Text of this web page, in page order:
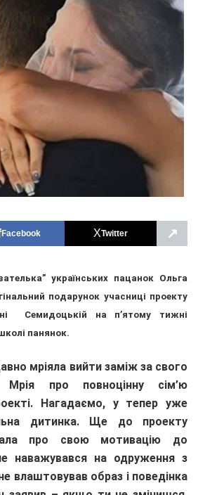
Facebook Twitter ↗
українських пацанок Ольга
подарунок учасниці проекту
Семидоцькій на п’ятому тижні
панянок.
мріяла вийти заміж за свого
Мрія про повноцінну сім’ю
Нагадаємо, у тепер уже
дитинка. Ще до проекту
про свою мотивацію до
наважувався на одруження з
влаштовував образ і поведінка